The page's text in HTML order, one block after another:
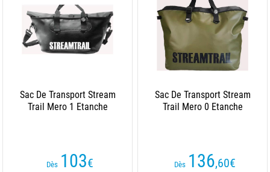
Sac De Transport Stream
Trail Mero 1 Etanche
Dès 103€
Sac De Transport Stream
Trail Mero 0 Etanche
Dès 136,60€